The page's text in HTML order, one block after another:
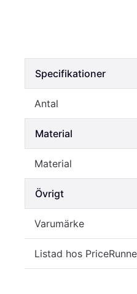
Specifikationer
Antal
Material
Material
Övrigt
Varumärke
Listad hos